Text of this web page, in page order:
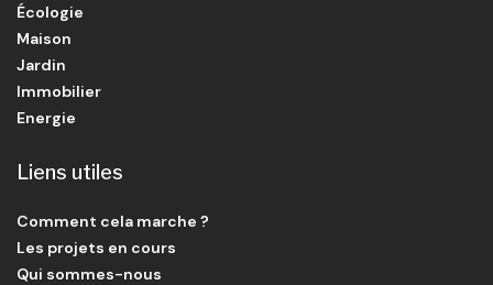
Écologie
Maison
Jardin
Immobilier
Energie
Liens utiles
Comment cela marche ?
Les projets en cours
Qui sommes-nous